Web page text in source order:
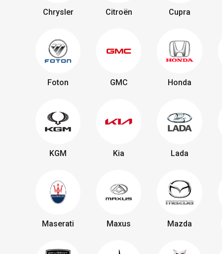
Chrysler Citroën Cupra
Foton GMC Honda
KGM Kia Lada
Maserati Maxus Mazda